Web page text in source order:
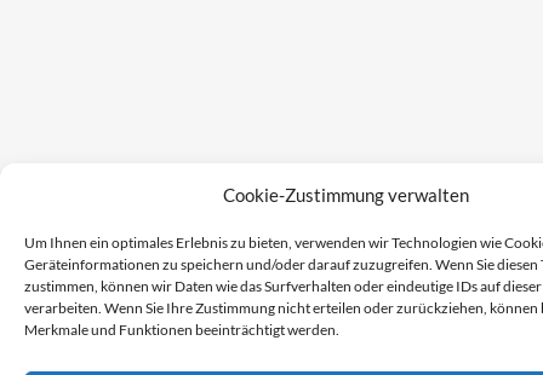
Cookie-Zustimmung verwalten
Um Ihnen ein optimales Erlebnis zu bieten, verwenden wir Technologien wie
Geräteinformationen zu speichern und/oder darauf zuzugreifen. Wenn Sie diesen
zustimmen, können wir Daten wie das Surfverhalten oder eindeutige IDs auf
verarbeiten. Wenn Sie Ihre Zustimmung nicht erteilen oder zurückziehen, können
Merkmale und Funktionen beeinträchtigt werden.